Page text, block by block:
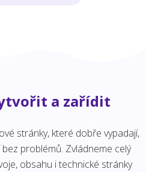
a zařídit
stránky, které dobře vypadají,
problémů. Zvládneme celý
obsahu i technické stránky